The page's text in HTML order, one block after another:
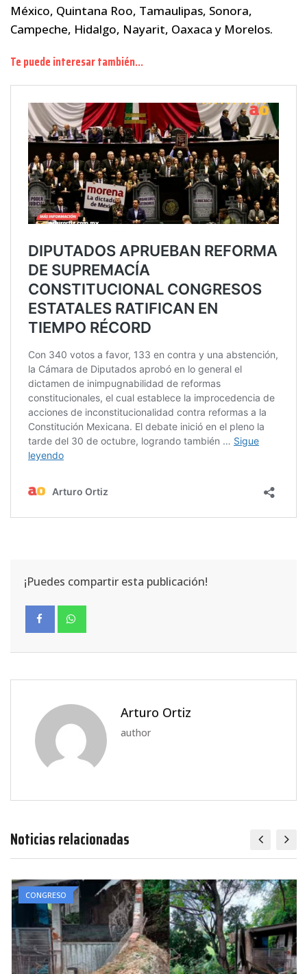
México, Quintana Roo, Tamaulipas, Sonora,
Campeche, Hidalgo, Nayarit, Oaxaca y Morelos.
Te puede interesar también…
¡Puedes compartir esta publicación!
Arturo Ortiz
author
Noticias relacionadas
CONGRESO